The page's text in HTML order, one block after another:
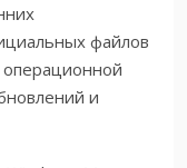
файлов
операционной
и